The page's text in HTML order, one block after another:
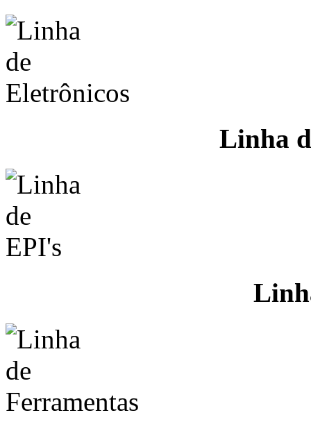
Linha